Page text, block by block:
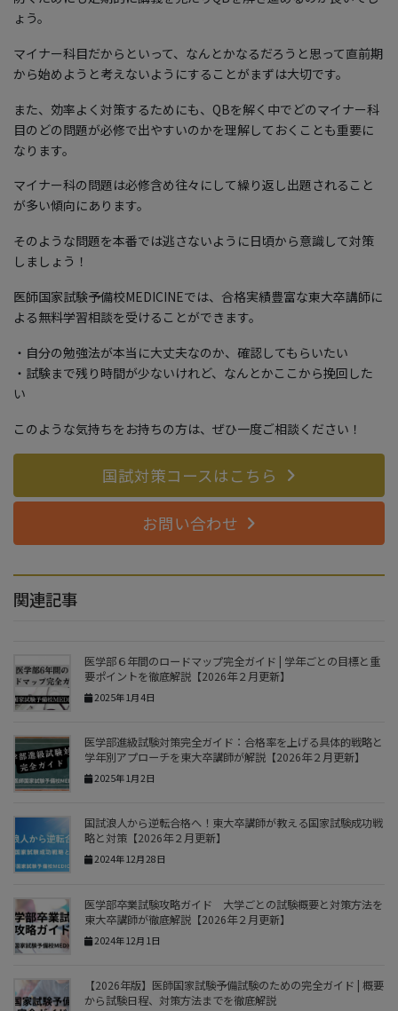
ょう。
マイナー科目だからといって、なんとかなるだろうと思って直前期
から始めようと考えないようにすることがまずは大切です。
また、効率よく対策するためにも、QBを解く中でどのマイナー科
目のどの問題が必修で出やすいのかを理解しておくことも重要に
なります。
マイナー科の問題は必修含め往々にして繰り返し出題されること
が多い傾向にあります。
そのような問題を本番では逃さないように日頃から意識して対策
しましょう！
医師国家試験予備校MEDICINEでは、合格実績豊富な東大卒講師に
よる無料学習相談を受けることができます。
・自分の勉強法が本当に大丈夫なのか、確認してもらいたい
・試験まで残り時間が少ないけれど、なんとかここから挽回した
い
このような気持ちをお持ちの方は、ぜひ一度ご相談ください！
国試対策コースはこちら
お問い合わせ
関連記事
医学部６年間のロードマップ完全ガイド | 学年ごとの目標と重
要ポイントを徹底解説【2026年２月更新】
2025年1月4日
医学部進級試験対策完全ガイド：合格率を上げる具体的戦略と
学年別アプローチを東大卒講師が解説【2026年２月更新】
2025年1月2日
国試浪人から逆転合格へ！東大卒講師が教える国家試験成功戦
略と対策【2026年２月更新】
2024年12月28日
医学部卒業試験攻略ガイド 大学ごとの試験概要と対策方法を
東大卒講師が徹底解説【2026年２月更新】
2024年12月1日
【2026年版】医師国家試験予備試験のための完全ガイド | 概要
から試験日程、対策方法までを徹底解説